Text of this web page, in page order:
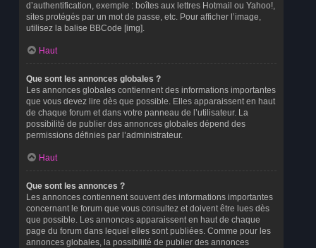
d’authentification, exemple : boîtes aux lettres Hotmail ou Yahoo!,
sites protégés par un mot de passe, etc. Pour afficher l’image,
utilisez la balise BBCode [img].
Haut
Que sont les annonces globales ?
Les annonces globales contiennent des informations importantes
que vous devez lire dès que possible. Elles apparaissent en haut
de chaque forum et dans votre panneau de l’utilisateur. La
possibilité de publier des annonces globales dépend des
permissions définies par l’administrateur.
Haut
Que sont les annonces ?
Les annonces contiennent souvent des informations importantes
concernant le forum que vous consultez et doivent être lues dès
que possible. Les annonces apparaissent en haut de chaque
page du forum dans lequel elles sont publiées. Comme pour les
annonces globales, la possibilité de publier des annonces